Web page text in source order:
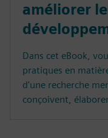
améliorer
Dans cet eBook,
pratiques en
d'une recherche
conçoivent,